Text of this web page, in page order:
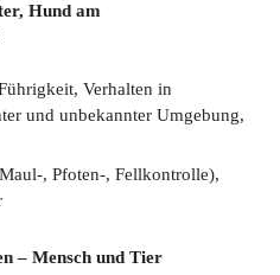
Hund am
Verhalten in
und unbekannter Umgebung,
, Pfoten-, Fellkontrolle),
– Mensch und Tier